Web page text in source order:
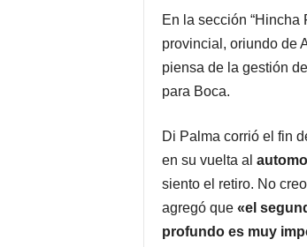
En la sección “Hincha
provincial, oriundo de
piensa de la gestión
para Boca.
Di Palma corrió el fin
en su vuelta al
siento el retiro. No
agregó que «el
profundo es muy